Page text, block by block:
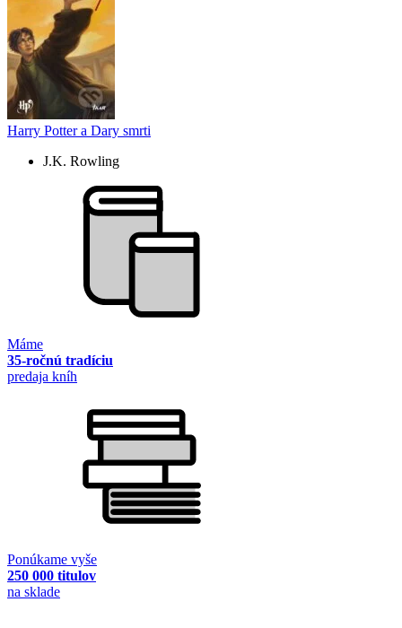
Harry Potter a Dary smrti
J.K. Rowling
Máme
35-ročnú tradíciu
predaja kníh
Ponúkame vyše
250 000 titulov
na sklade